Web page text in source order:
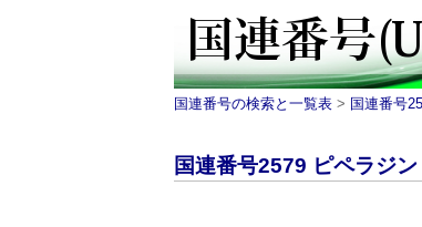
国連番号の検索と一覧表 > 国連番号
国連番号2579 ピペラジ